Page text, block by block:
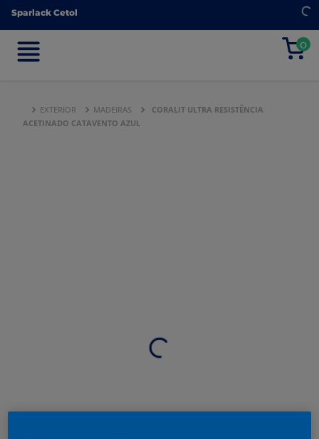
Sparlack Cetol
0
Sparlack Cetol
0
EXTERIOR MADEIRAS
CORALIT ULTRA RESISTÊNCIA
ACETINADO CATAVENTO AZUL